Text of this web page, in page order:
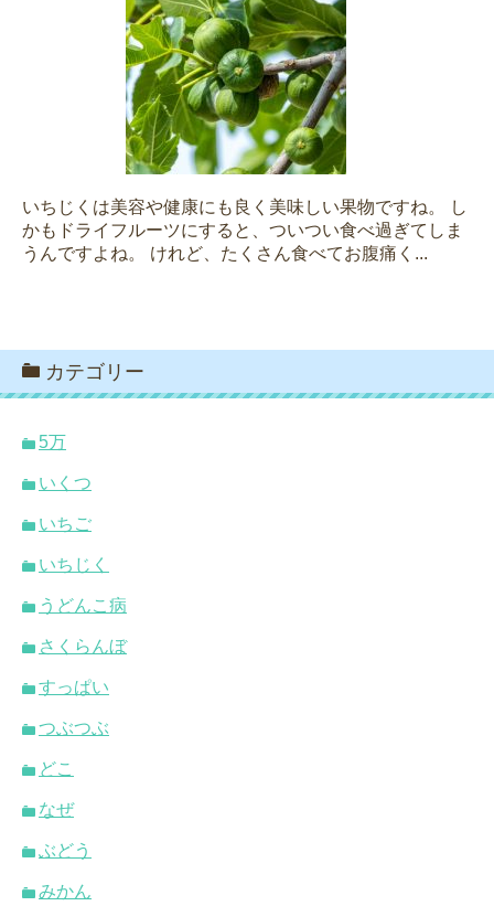
いちじくは美容や健康にも良く美味しい果物ですね。 し
かもドライフルーツにすると、ついつい食べ過ぎてしま
うんですよね。 けれど、たくさん食べてお腹痛く...
カテゴリー
5万
いくつ
いちご
いちじく
うどんこ病
さくらんぼ
すっぱい
つぶつぶ
どこ
なぜ
ぶどう
みかん